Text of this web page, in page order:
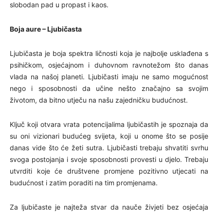
slobodan pad u propast i kaos.
Boja aure – Ljubičasta
Ljubičasta je boja spektra ličnosti koja je najbolje usklađena s
psihičkom, osjećajnom i duhovnom ravnotežom što danas
vlada na našoj planeti. Ljubičasti imaju ne samo mogućnost
nego i sposobnosti da učine nešto značajno sa svojim
životom, da bitno utječu na našu zajedničku budućnost.
Ključ koji otvara vrata potencijalima ljubičastih je spoznaja da
su oni vizionari budućeg svijeta, koji u onome što se posije
danas vide što će žeti sutra. Ljubičasti trebaju shvatiti svrhu
svoga postojanja i svoje sposobnosti provesti u djelo. Trebaju
utvrditi koje će društvene promjene pozitivno utjecati na
budućnost i zatim poraditi na tim promjenama.
Za ljubičaste je najteža stvar da nauče živjeti bez osjećaja